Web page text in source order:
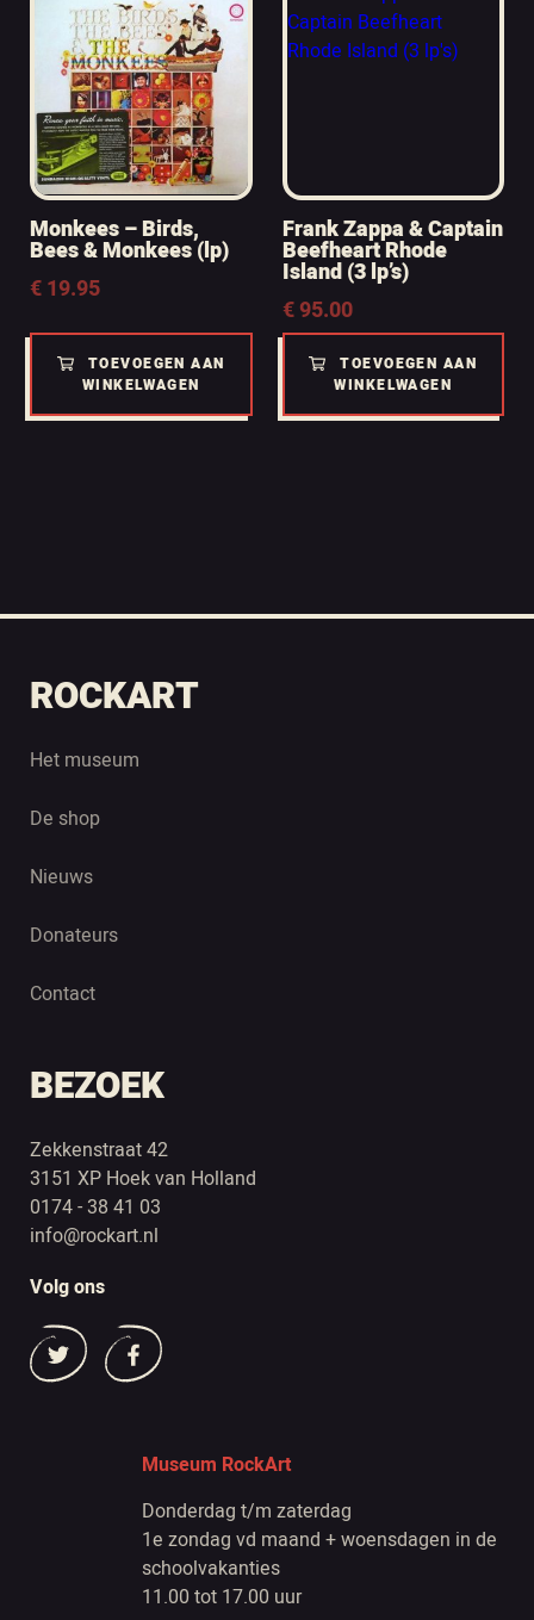
Monkees – Birds,
Bees & Monkees (lp)
€19.95
TOEVOEGEN AAN
WINKELWAGEN
Frank Zappa & Captain
Beefheart Rhode
Island (3 lp’s)
€95.00
TOEVOEGEN AAN
WINKELWAGEN
ROCKART
Het museum
De shop
Nieuws
Donateurs
Contact
BEZOEK
Zekkenstraat 42
3151 XP Hoek van Holland
0174 - 38 41 03
info@rockart.nl
Volg ons
Museum RockArt
Donderdag t/m zaterdag
1e zondag vd maand + woensdagen in de
schoolvakanties
11.00 tot 17.00 uur